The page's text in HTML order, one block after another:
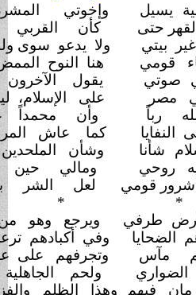
وإخوتي المشرد والقتيل
كأن القربي أبداً كفيل
ولا يدعو سوى ولدي
الرحيل!
هنا النوح الممض، هنا العويل
يقول الآخرون ولا أقول؟
على الإسلام، ليس له بديل
وأن محمداً عبد رسول
كما عاش المرقع والعميل
وشأن الملحدين هو النزول
ومالي حين أبذله قليل
لعل الشر بينهم يزول
* * *
ويرجع وهو من قرع كليل
وفي أكبادهم ترعى النصول؟!
وتجرفهم على عجل
سيول؟
ولحم الجاهلية مستحيل...
وهذا الظلم والفزع المهول؟